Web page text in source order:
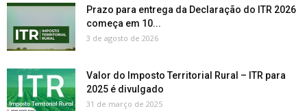
Prazo para entrega da Declaração do ITR 2026
começa em 10...
3 de agosto de 2026
Valor do Imposto Territorial Rural – ITR para
2025 é divulgado
31 de março de 2025